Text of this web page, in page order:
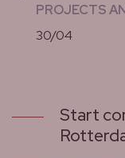
PROJECTS
30/04
Start